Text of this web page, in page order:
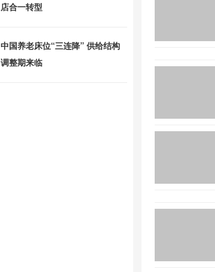
店合一转型
中国养老床位“三连降” 供给结构
调整期来临